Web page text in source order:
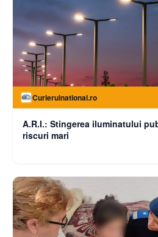
Curierulnational.ro
A.R.I.: Stingerea iluminatului
riscuri mari